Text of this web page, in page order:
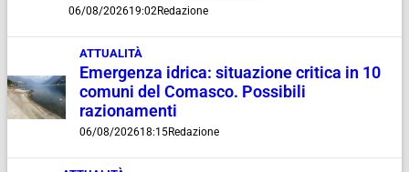
06/08/202619:02Redazione
ATTUALITÀ
Emergenza idrica: situazione critica in 10
comuni del Comasco. Possibili
razionamenti
06/08/202618:15Redazione